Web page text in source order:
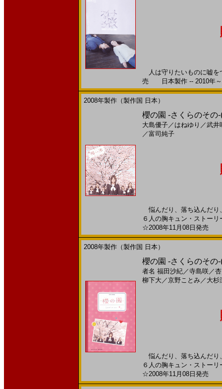
人は守りたいものに嘘を
売 日本製作 -- 2010年～
2008年製作（製作国 日本）
櫻の園 -さくらのその
大島優子／ はねゆり ／武井
／富司純子
悩んだり、落ち込んだり
６人の胸キュン・ストー
☆2008年11月08日発売
2008年製作（製作国 日本）
櫻の園 -さくらのその
者名 福田沙紀／寺島咲／杏
柳下大／京野ことみ／ 大杉
悩んだり、落ち込んだり
６人の胸キュン・ストー
☆2008年11月08日発売